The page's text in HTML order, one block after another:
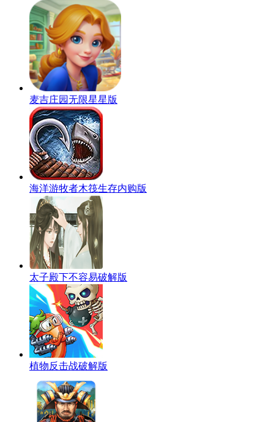
麦吉庄园无限星星版
海洋游牧者木筏生存内购版
太子殿下不容易破解版
植物反击战破解版